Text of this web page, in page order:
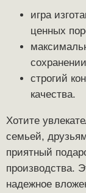
игра
ценных
строгий
качества.
Хотите
семьей,
приятный
производства.
надежное